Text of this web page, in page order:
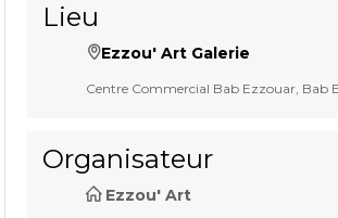
Lieu
Ezzou' Art Galerie
Centre Commercial Bab Ezzouar, Bab
Organisateur
Ezzou' Art